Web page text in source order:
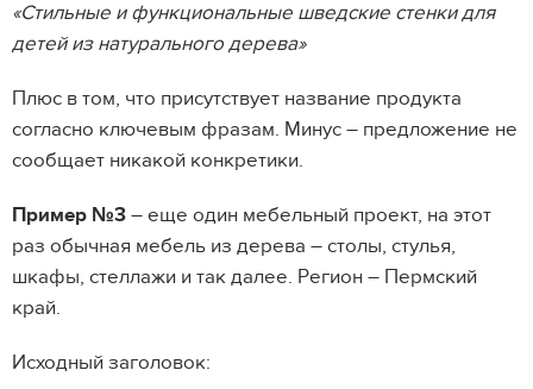
«Стильные и функциональные шведские стенки для
детей из натурального дерева»
Плюс в том, что присутствует название продукта
согласно ключевым фразам. Минус – предложение не
сообщает никакой конкретики.
Пример №3 – еще один мебельный проект, на этот
раз обычная мебель из дерева – столы, стулья,
шкафы, стеллажи и так далее. Регион – Пермский
край.
Исходный заголовок: